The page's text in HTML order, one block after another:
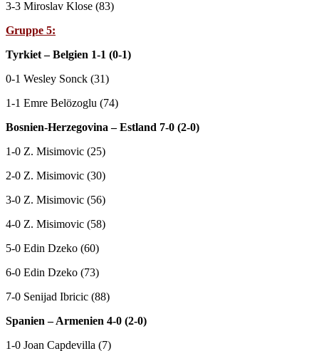
3-3 Miroslav Klose (83)
Gruppe 5:
Tyrkiet – Belgien 1-1 (0-1)
0-1 Wesley Sonck (31)
1-1 Emre Belözoglu (74)
Bosnien-Herzegovina – Estland 7-0 (2-0)
1-0 Z. Misimovic (25)
2-0 Z. Misimovic (30)
3-0 Z. Misimovic (56)
4-0 Z. Misimovic (58)
5-0 Edin Dzeko (60)
6-0 Edin Dzeko (73)
7-0 Senijad Ibricic (88)
Spanien – Armenien 4-0 (2-0)
1-0 Joan Capdevilla (7)